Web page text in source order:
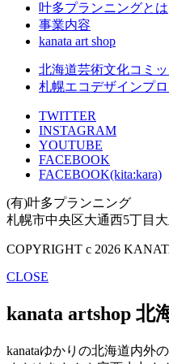
叶多プランニングとは
事業内容
kanata art shop
北海道芸術文化コミ
札幌エコデザインプ
TWITTER
INSTAGRAM
YOUTUBE
FACEBOOK
FACEBOOK(kita:kara)
(有)叶多プランニング
札幌市中央区大通西5丁目
COPYRIGHT c 2026
CLOSE
kanata artshop 北
kanataゆかりの北海道内外